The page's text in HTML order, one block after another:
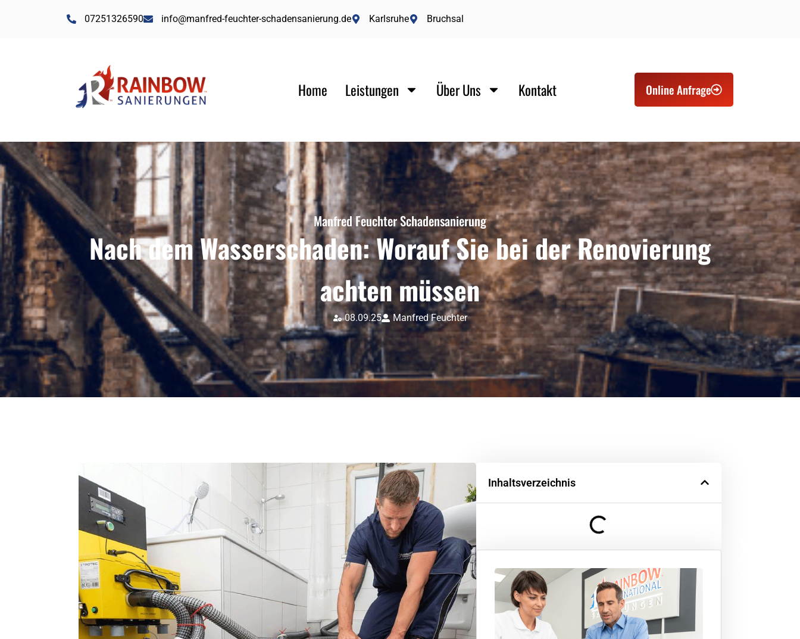
07251326590 info@manfred-feuchter-schadensanierung.de Karlsruhe Bruchsal
Home Leistungen Über Uns Kontakt Online Anfrage
Manfred Feuchter Schadensanierung
Nach dem Wasserschaden: Worauf Sie bei der Renovierung
achten müssen
08.09.25 Manfred Feuchter
Inhaltsverzeichnis